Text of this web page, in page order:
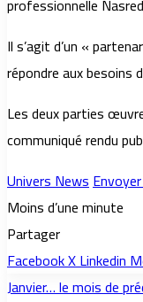
professionnelle
Il s’agit d’un «
répondre aux besoins
Les deux parties
communiqué rendu
Univers News
Moins d’une minute
Partager
FacebookXLinkedin
Janvier… le mois de